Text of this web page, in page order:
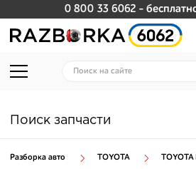
0 800 33 6062 -
Поиск запчасти
Разборка авто TOYOTA